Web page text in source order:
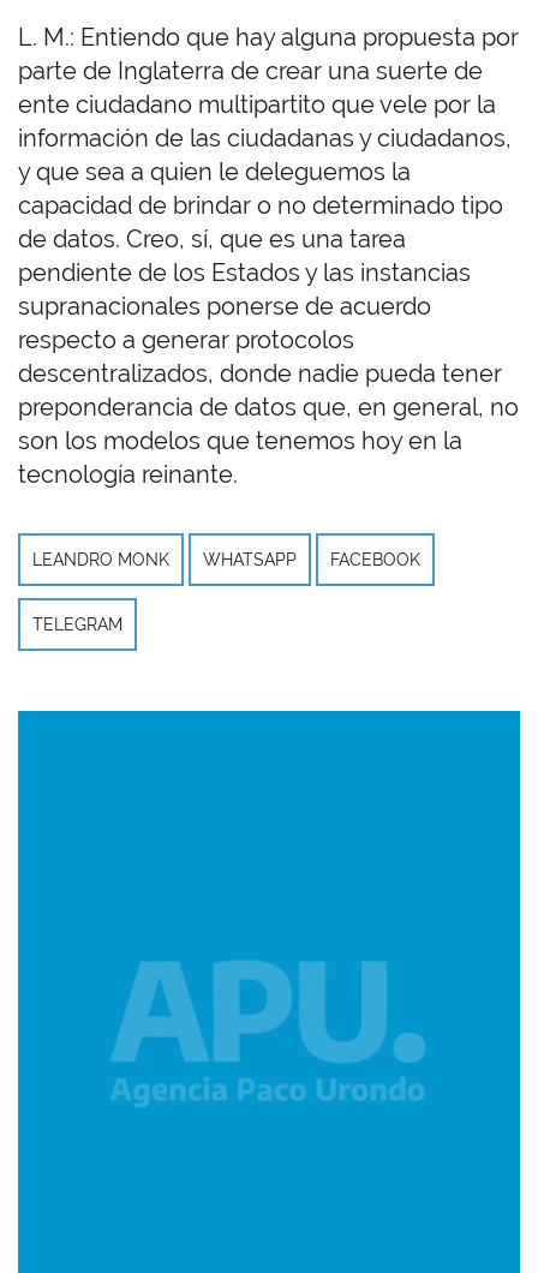
L. M.: Entiendo que hay alguna propuesta por
parte de Inglaterra de crear una suerte de
ente ciudadano multipartito que vele por la
información de las ciudadanas y ciudadanos,
y que sea a quien le deleguemos la
capacidad de brindar o no determinado tipo
de datos. Creo, sí, que es una tarea
pendiente de los Estados y las instancias
supranacionales ponerse de acuerdo
respecto a generar protocolos
descentralizados, donde nadie pueda tener
preponderancia de datos que, en general, no
son los modelos que tenemos hoy en la
tecnología reinante.
LEANDRO MONK WHATSAPP FACEBOOK
TELEGRAM